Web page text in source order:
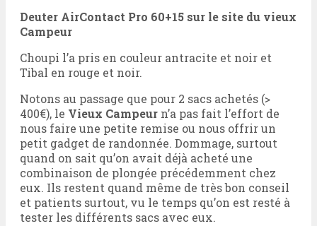
Deuter AirContact Pro 60+15 sur le site du vieux
Campeur
Choupi l’a pris en couleur antracite et noir et
Tibal en rouge et noir.
Notons au passage que pour 2 sacs achetés (>
400€), le Vieux Campeur n’a pas fait l’effort de
nous faire une petite remise ou nous offrir un
petit gadget de randonnée. Dommage, surtout
quand on sait qu’on avait déjà acheté une
combinaison de plongée précédemment chez
eux. Ils restent quand même de très bon conseil
et patients surtout, vu le temps qu’on est resté à
tester les différents sacs avec eux.